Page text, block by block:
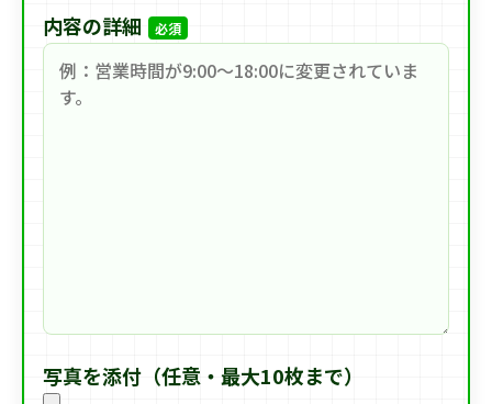
内容の詳細 必須
写真を添付（任意・最大10枚まで）